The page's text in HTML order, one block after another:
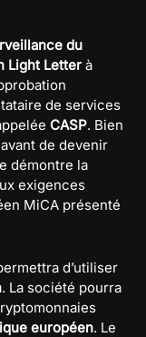
du
Light Letter à
de services
CASP. Bien
de devenir
démontre la
exigences
MiCA présenté
d’utiliser
. La société pourra
européen. Le